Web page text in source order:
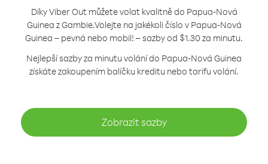
Díky Viber Out můžete volat kvalitně do Papua-Nová
Guinea z Gambie.Volejte na jakékoli číslo v Papua-Nová
Guinea – pevná nebo mobil! – sazby od $1.30 za minutu.
Nejlepší sazby za minutu volání do Papua-Nová Guinea
získáte zakoupením balíčku kreditu nebo tarifu volání.
Zobrazit sazby